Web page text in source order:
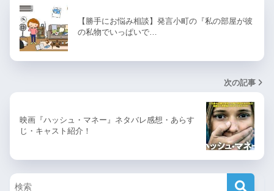
【勝手にお悩み相談】発言小町の『私の部屋が彼
の私物でいっぱいで…
次の記事
映画『ハッシュ・マネー』ネタバレ感想・あらす
じ・キャスト紹介！